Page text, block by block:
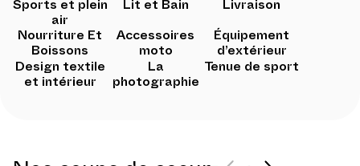
Sports et plein
air
Lit et Bain Livraison
Nourriture Et
Boissons
Accessoires
moto
Équipement
d’extérieur
Design textile
et intérieur
La
photographie
Tenue de sport